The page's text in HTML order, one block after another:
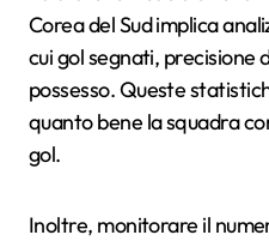
Corea del Sud implica
cui gol segnati, precisione
possesso. Queste
quanto bene la squadra
gol.
Inoltre, monitorare il